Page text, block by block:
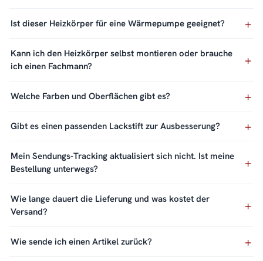
Ist dieser Heizkörper für eine Wärmepumpe geeignet?
Kann ich den Heizkörper selbst montieren oder brauche
ich einen Fachmann?
Welche Farben und Oberflächen gibt es?
Gibt es einen passenden Lackstift zur Ausbesserung?
Mein Sendungs-Tracking aktualisiert sich nicht. Ist meine
Bestellung unterwegs?
Wie lange dauert die Lieferung und was kostet der
Versand?
Wie sende ich einen Artikel zurück?